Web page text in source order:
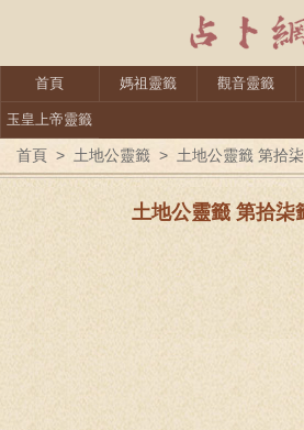
首頁 媽祖靈籤 觀音靈籤
玉皇上帝靈籤
首頁 > 土地公靈籤 > 土地公靈籤 第拾
土地公靈籤 第拾柒